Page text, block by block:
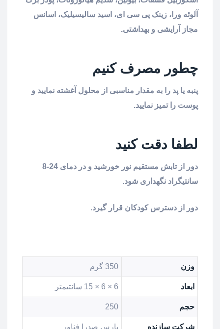
آلوئه ورا، زینک پی سی ای، اسید سالیسیلیک، اسانس
مجاز آرایشی و بهداشتی.
چطور مصرف کنیم
پنبه یا پد را به مقدار مناسبی از محلول آغشته نمایید و
پوست را تمیز نمایید.
لطفا دقت کنید
دور از تابش مستقیم نور خورشید و در دمای 24-8
سانتیگراد نگهداری شود.
دور از دسترس کودکان قرار گیرد.
وزن 350 گرم
ابعاد 6 × 6 × 15 سانتیمتر
حجم 250
شرکت سازنده پارس صدرا فناور